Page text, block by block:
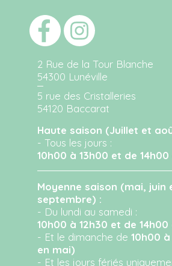
2 Rue de la Tour Blanche
54300 Lunéville
5 rue des Cristalleries
54120 Baccarat
Haute saison (Juillet et
- Tous les jours :
10h00 à 13h00 et de 14h00
Moyenne saison (mai, juin
septembre) :
- Du lundi au samedi :
10h00 à 12h30 et de 14h00
- Et le dimanche de10h00
en mai)
- Et les jours fériés